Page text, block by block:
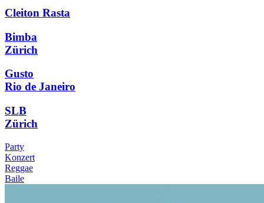
Cleiton Rasta
Bimba
Zürich
Gusto
Rio de Janeiro
SLB
Zürich
Party
Konzert
Reggae
Baile